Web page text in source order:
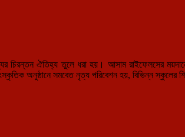
চিরন্তন ঐতিহ্য তুলে ধরা হয়। আসাম রাইফেলসের
অনুষ্ঠানে সমবেত নৃত্য পরিবেশন হয়, বিভিন্ন স্কুলের